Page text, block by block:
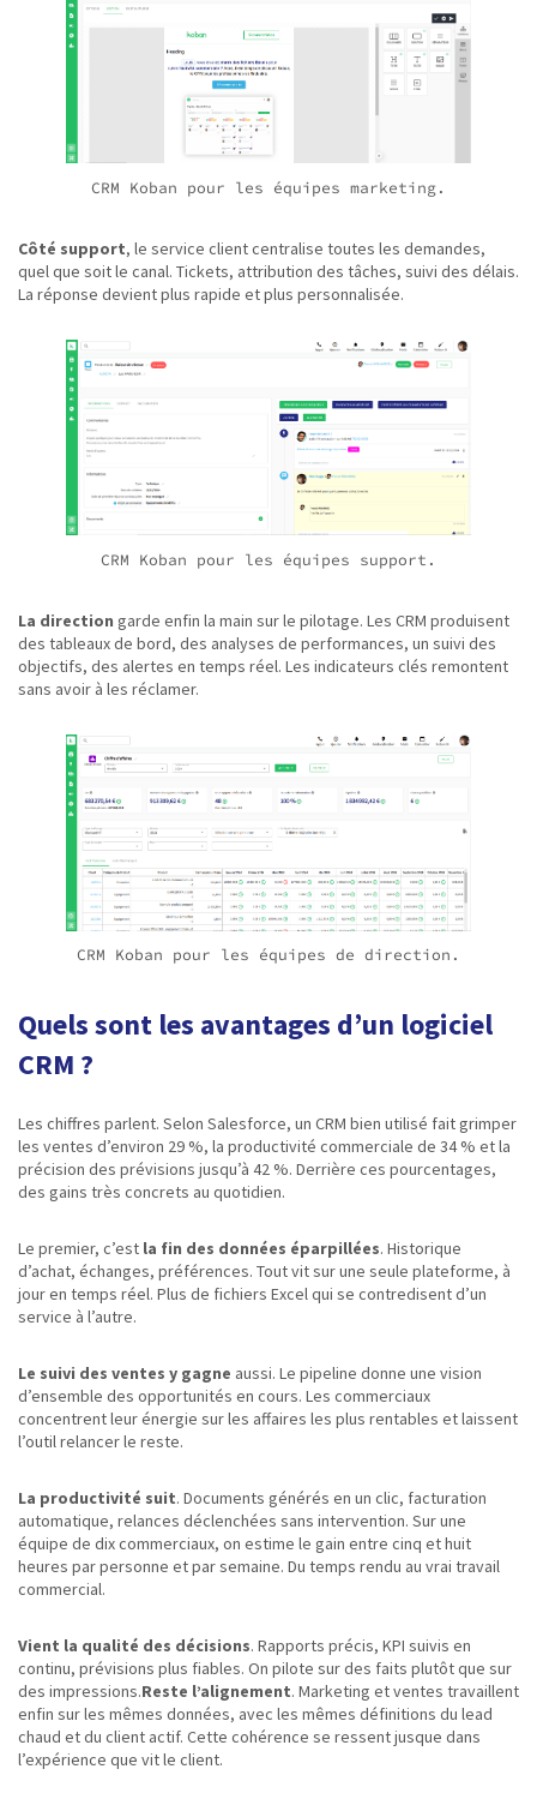
CRM Koban pour les équipes marketing.
Côté support, le service client centralise toutes les demandes,
quel que soit le canal. Tickets, attribution des tâches, suivi des délais.
La réponse devient plus rapide et plus personnalisée.
CRM Koban pour les équipes support.
La direction garde enfin la main sur le pilotage. Les CRM produisent
des tableaux de bord, des analyses de performances, un suivi des
objectifs, des alertes en temps réel. Les indicateurs clés remontent
sans avoir à les réclamer.
CRM Koban pour les équipes de direction.
Quels sont les avantages d’un logiciel
CRM ?
Les chiffres parlent. Selon Salesforce, un CRM bien utilisé fait grimper
les ventes d’environ 29 %, la productivité commerciale de 34 % et la
précision des prévisions jusqu’à 42 %. Derrière ces pourcentages,
des gains très concrets au quotidien.
Le premier, c’est la fin des données éparpillées. Historique
d’achat, échanges, préférences. Tout vit sur une seule plateforme, à
jour en temps réel. Plus de fichiers Excel qui se contredisent d’un
service à l’autre.
Le suivi des ventes y gagne aussi. Le pipeline donne une vision
d’ensemble des opportunités en cours. Les commerciaux
concentrent leur énergie sur les affaires les plus rentables et laissent
l’outil relancer le reste.
La productivité suit. Documents générés en un clic, facturation
automatique, relances déclenchées sans intervention. Sur une
équipe de dix commerciaux, on estime le gain entre cinq et huit
heures par personne et par semaine. Du temps rendu au vrai travail
commercial.
Vient la qualité des décisions. Rapports précis, KPI suivis en
continu, prévisions plus fiables. On pilote sur des faits plutôt que sur
des impressions.Reste l’alignement. Marketing et ventes travaillent
enfin sur les mêmes données, avec les mêmes définitions du lead
chaud et du client actif. Cette cohérence se ressent jusque dans
l’expérience que vit le client.